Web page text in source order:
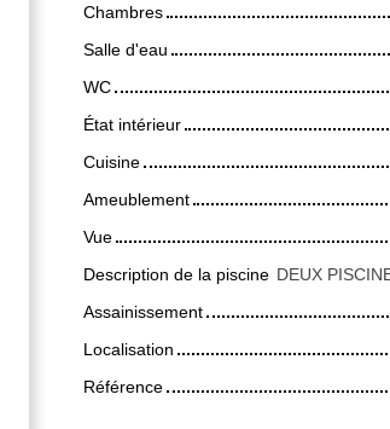
Chambres
Salle d'eau
WC
État intérieur
Cuisine
Ameublement
Vue
Description de la piscine
Assainissement
Localisation
Référence